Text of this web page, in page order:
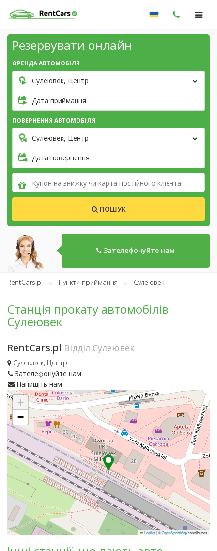
Резервувати онлайн
ОРЕНДА АВТОМОБІЛЯ
Сулеювек, Центр
Дата приймання
ПОВЕРНЕННЯ АВТОМОБІЛЯ
Сулеювек, Центр
Дата повернення
ПОШУК
Зателефонуйте нам
RentCars.pl Пункти приймання Сулеювек
Станція прокату автомобілів
Сулеювек
RentCars.pl Відділ Сулеювек
Сулеювек, Центр
Зателефонуйте нам
Напишіть нам
+
−
Leaflet|©OpenStreetMapcontributors